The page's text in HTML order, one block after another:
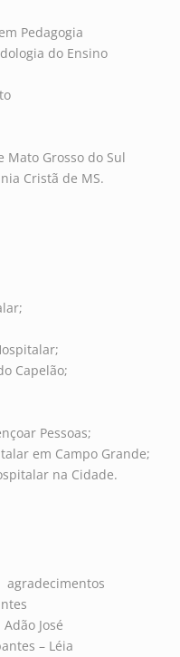
Pedagogia
do Ensino
Mato Grosso do Sul
Cristã de MS.
Capelão;
Pessoas;
em Campo Grande;
na Cidade.
agradecimentos
José
– Léia